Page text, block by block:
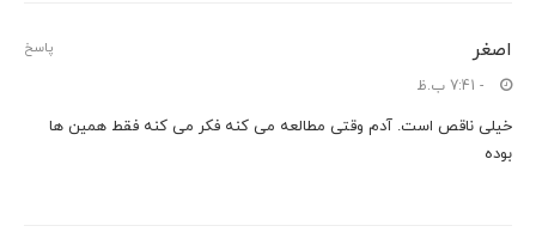
اصغر
- 7:41 ب.ظ
خیلی ناقص است. آدم وقتی مطالعه می کنه فکر می کنه فقط همین ها
بوده
پاسخ